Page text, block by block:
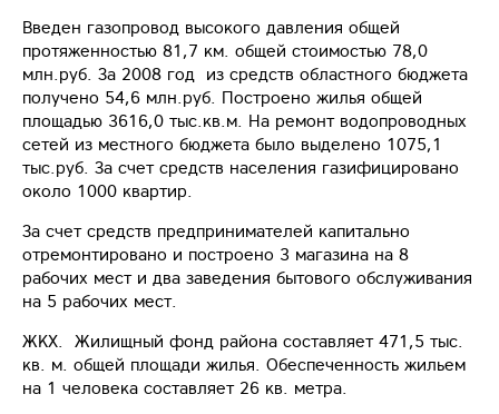
Введен газопровод высокого давления общей
протяженностью 81,7 км. общей стоимостью 78,0
млн.руб. За 2008 год из средств областного бюджета
получено 54,6 млн.руб. Построено жилья общей
площадью 3616,0 тыс.кв.м. На ремонт водопроводных
сетей из местного бюджета было выделено 1075,1
тыс.руб. За счет средств населения газифицировано
около 1000 квартир.
За счет средств предпринимателей капитально
отремонтировано и построено 3 магазина на 8
рабочих мест и два заведения бытового обслуживания
на 5 рабочих мест.
ЖКХ. Жилищный фонд района составляет 471,5 тыс.
кв. м. общей площади жилья. Обеспеченность жильем
на 1 человека составляет 26 кв. метра.